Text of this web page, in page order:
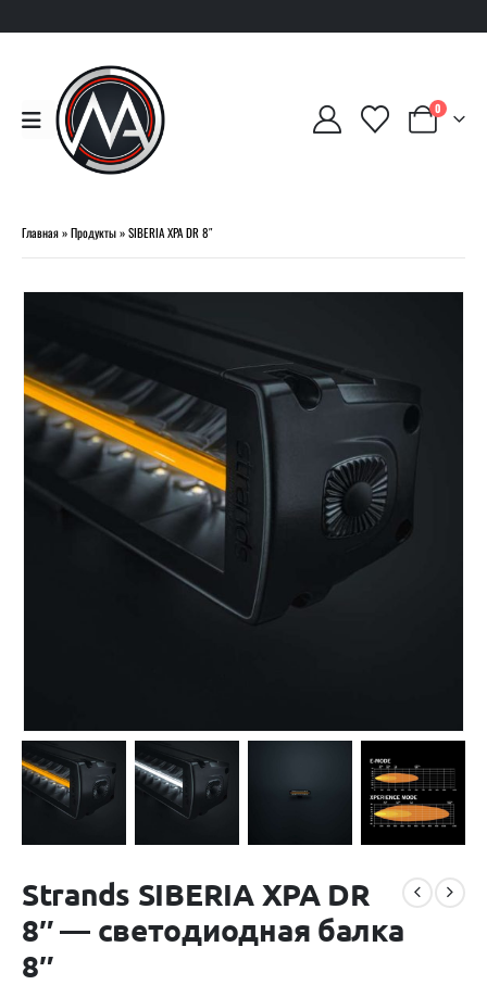
0
Главная»Продукты»SIBERIA XPA DR 8″
Strands SIBERIA XPA DR
8″ — светодиодная балка
8″